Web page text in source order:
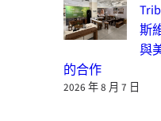
斯
與
的合作
2026 年 8 月 7 日